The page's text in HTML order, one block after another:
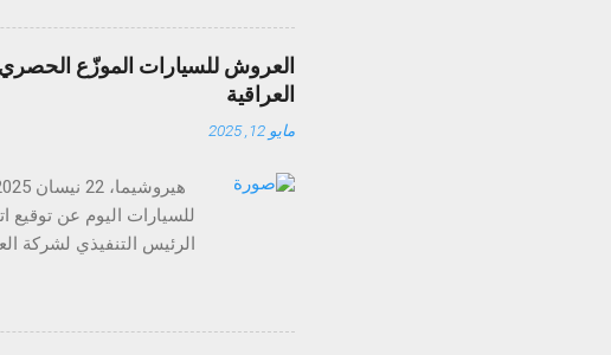
متخصصة في هذا
والإمارات، تواصل
التنظيمي ضمن
العروش للسيارات الموزّع الحصري
العراقية
مايو 12, 2025
للسيارات اليوم عن توقيع
الرئيس التنفيذي لشركة
لسيارات مازدا في
وتصميمها الأنيق الذي